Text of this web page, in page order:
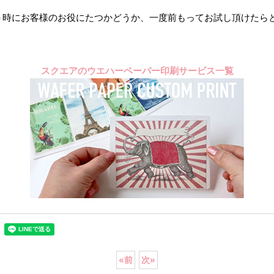
時にお客様のお役にたつかどうか、一度前もってお試し頂けたら
スクエアのウエハーペーパー印刷サービス一覧
«前 次»